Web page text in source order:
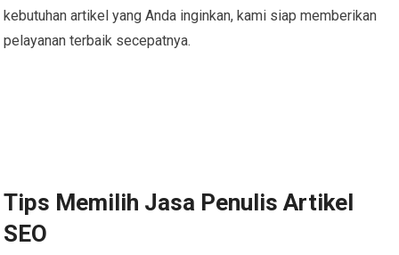
kebutuhan artikel yang Anda inginkan, kami siap memberikan
pelayanan terbaik secepatnya.
Tips Memilih Jasa Penulis Artikel
SEO